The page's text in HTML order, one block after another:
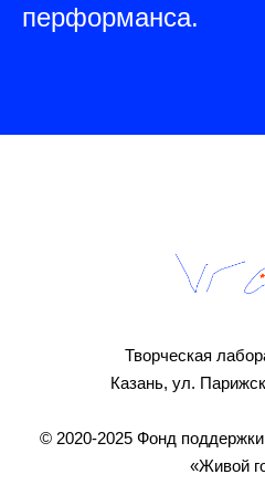
перформанса.
Творческая
Казань, ул.
© 2020-2025 Фонд поддержки
«Живой